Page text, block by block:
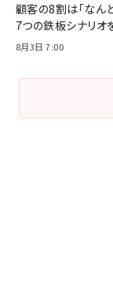
顧客の8割は「なん
7つの鉄板シナリオ
8月3日 7:00